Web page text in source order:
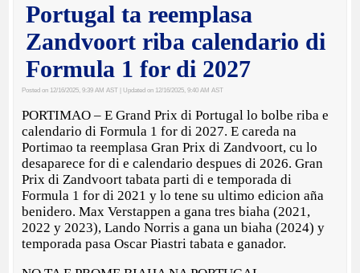
Portugal ta reemplasa
Zandvoort riba calendario di
Formula 1 for di 2027
Posted on 12/16/2025, 9:39 AM AST | Updated on 12/16/2025, 9:40 AM AST
PORTIMAO – E Grand Prix di Portugal lo bolbe riba e
calendario di Formula 1 for di 2027. E careda na
Portimao ta reemplasa Gran Prix di Zandvoort, cu lo
desaparece for di e calendario despues di 2026. Gran
Prix di Zandvoort tabata parti di e temporada di
Formula 1 for di 2021 y lo tene su ultimo edicion aña
benidero. Max Verstappen a gana tres biaha (2021,
2022 y 2023), Lando Norris a gana un biaha (2024) y
temporada pasa Oscar Piastri tabata e ganador.